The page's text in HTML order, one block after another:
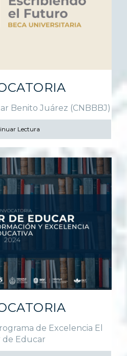
Benito Juárez (CNBBBJ)
Lectura
de Excelencia El
de Educar